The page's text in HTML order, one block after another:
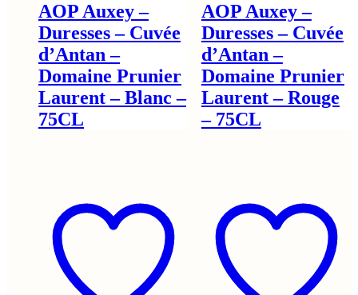
AOP Auxey –
Duresses – Cuvée
d’Antan –
Domaine Prunier
Laurent – Blanc –
75CL
AOP Auxey –
Duresses – Cuvée
d’Antan –
Domaine Prunier
Laurent – Rouge
– 75CL